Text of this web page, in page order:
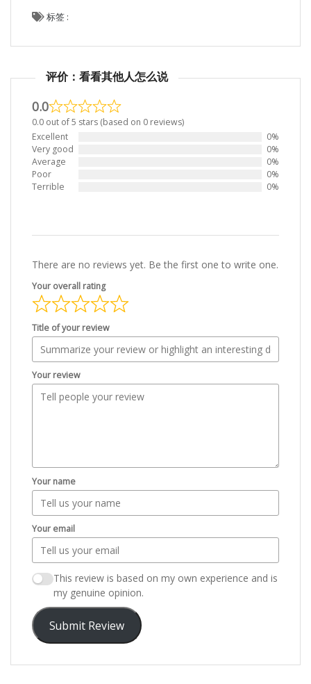
标签 :
评价：看看其他人怎么说
0.0
0.0 out of 5 stars (based on 0 reviews)
Excellent
0%
Very good
0%
Average
0%
Poor
0%
Terrible
0%
There are no reviews yet. Be the first one to write one.
Your overall rating
Title of your review
Your review
Your name
Your email
This review is based on my own experience and is
my genuine opinion.
Submit Review